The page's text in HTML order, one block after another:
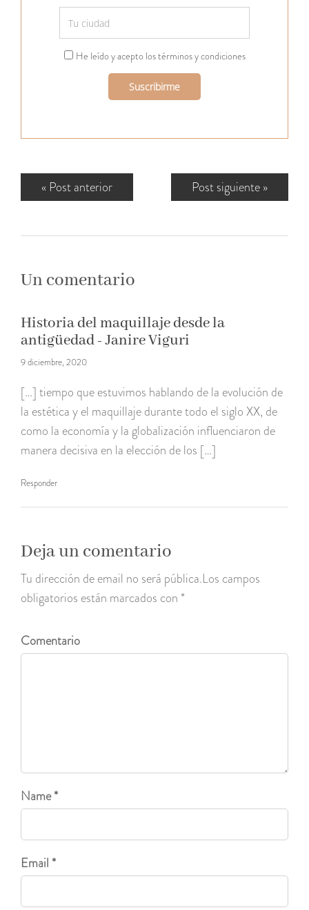
He leído y acepto los términos y condiciones
« Post anterior Post siguiente»
Un comentario
Historia del maquillaje desde la
antigüedad - Janire Viguri
9 diciembre, 2020
[…] tiempo que estuvimos hablando de la evolución de
la estética y el maquillaje durante todo el siglo XX, de
como la economía y la globalización influenciaron de
manera decisiva en la elección de los […]
Responder
Deja un comentario
Tu dirección de email no será pública.Los campos
obligatorios están marcados con *
Comentario
Name *
Email *